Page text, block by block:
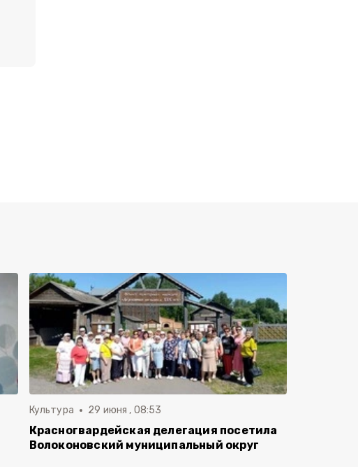
Культура 29 июня , 08:53
Красногвардейская делегация посетила
Волоконовский муниципальный округ